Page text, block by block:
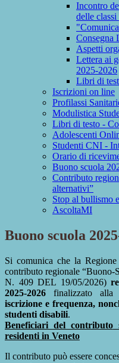
Incontro
delle
Consegna
Aspetti
Lettera ai
2025-2026
Libri di
Iscrizioni on line
Profilassi
Modulistica
Libri di testo -
Adolescenti
Studenti CNI -
Orario di
Buono scuola
Contributo
alternativi”
Stop al bullismo
AscoltaMI
Buono scuola
Si comunica che la
contributo regionale
N. 409 DEL 19/05/2026)
2025-2026 finalizzato alla
iscrizione e frequenza,
studenti disabili.
Beneficiari del contributo
residenti in Veneto
Il contributo può essere